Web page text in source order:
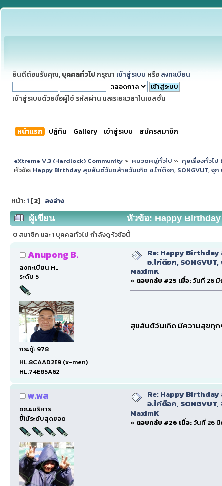
ยินดีต้อนรับคุณ, บุคคลทั่วไปกรุณา เข้าสู่ระบบ หรือ ลงทะเบียน
เข้าสู่ระบบด้วยชื่อผู้ใช้ รหัสผ่าน และระยะเวลาในเซสชั่น
หน้าแรก ปฏิทิน Gallery เข้าสู่ระบบ สมัครสมาชิก
eXtreme V.3 (Hardlock) Community» หมวดหมู่ทั่วไป » คุยเรื่องทั่วไป
หัวข้อ: Happy Birthday สุขสันต์วันคล้ายวันเกิด อ.ไก่ต๊อก, SONGVUT, จุ
หน้า:1 [2] ลงล่าง
ผู้เขียน
หัวข้อ: Happy Birthday
stable, MaximK (อ่าน 16177 ครั้ง)
0 สมาชิก และ 1 บุคคลทั่วไป กำลังดูหัวข้อนี้
Anupong B.
ลงทะเบียน HL
ระดับ 5
กระทู้: 978
HL.8CAAD2E9 (x-men)
HL.74E85A62
Re: Happy
อ.ไก่ต๊อก,
MaximK
« ตอบกลับ #25 เมื่อ: วันที่ 26 มิ
สุขสันต์วันเกิด มีความสุขทุ
พ.พล
คณะบริหาร
ขี้โม้ระดับสุดยอด
Re: Happy
อ.ไก่ต๊อก,
MaximK
« ตอบกลับ #26 เมื่อ: วันที่ 26 มิ